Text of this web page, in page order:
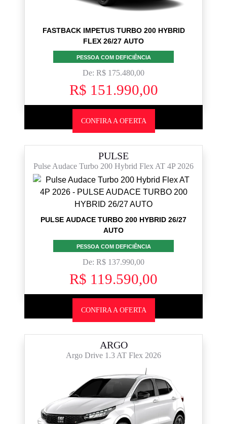
FASTBACK IMPETUS TURBO 200 HYBRID
FLEX 26/27 AUTO
PESSOA COM DEFICIÊNCIA
De: R$ 175.480,00
R$ 151.990,00
CONFIRA A OFERTA
PULSE
Pulse Audace Turbo 200 Hybrid Flex AT 4P 2026
PULSE AUDACE TURBO 200 HYBRID 26/27
AUTO
PESSOA COM DEFICIÊNCIA
De: R$ 137.990,00
R$ 119.590,00
CONFIRA A OFERTA
ARGO
Argo Drive 1.3 AT Flex 2026